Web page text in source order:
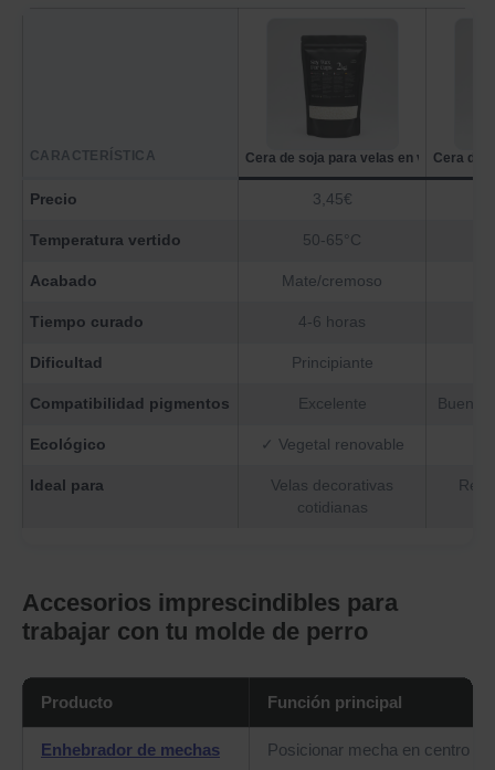
CARACTERÍSTICA Cera de soja para velas en vaso – Soy
Cera de
Precio 3,45€
Temperatura vertido 50-65°C
Acabado Mate/cremoso
Tiempo curado 4-6 horas
Dificultad Principiante
Compatibilidad pigmentos Excelente Buena
Ecológico ✓ Vegetal renovable
Ideal para
Velas decorativas
cotidianas
Accesorios imprescindibles para
trabajar con tu molde de perro
Producto Función principal
Enhebrador de mechas Posicionar mecha en centro